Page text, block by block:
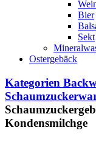
Bier
Sekt
Ostergebäck
Kategorien
Kondensmilchge